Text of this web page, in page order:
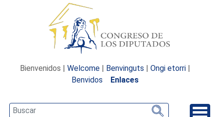
Bienvenidos | Welcome | Benvinguts | Ongi etorri |
Benvidos
Enlaces